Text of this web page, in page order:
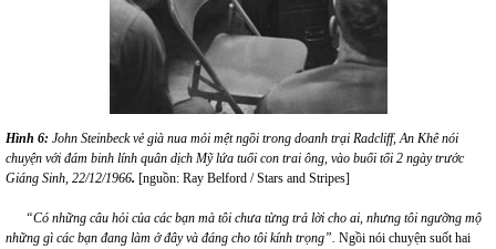
Hình 6: John Steinbeck vẻ già nua mỏi mệt ngồi trong doanh trại Radcliff, An Khê nói
chuyện với đám binh lính quân dịch Mỹ lứa tuổi con trai ông, vào buổi tối 2 ngày trước
Giáng Sinh, 22/12/1966. [nguồn: Ray Belford / Stars and Stripes]
“Có những câu hỏi của các bạn mà tôi chưa từng trả lời cho ai, nhưng tôi ngưỡng mộ
những gì các bạn đang làm ở đây và đáng cho tôi kính trọng”. Ngồi nói chuyện suốt hai